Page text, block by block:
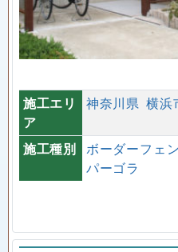
施工エリ
ア
神奈川県 横
施工種別 ボーダーフェ
パーゴラ